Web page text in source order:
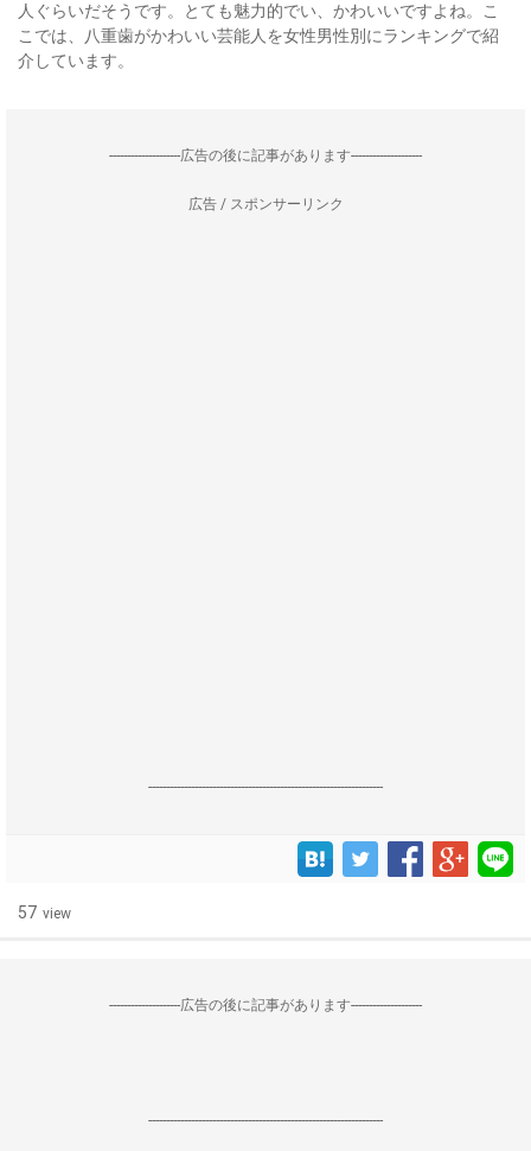
人ぐらいだそうです。とても魅力的でい、かわいいですよね。こ
こでは、八重歯がかわいい芸能人を女性男性別にランキングで紹
介しています。
--------------------広告の後に記事があります--------------------
広告 / スポンサーリンク
------------------------------------------------------------------
57 view
--------------------広告の後に記事があります--------------------
------------------------------------------------------------------